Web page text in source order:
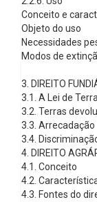
Conceito e
Objeto do uso
Necessidades
Modos de
3. DIREITO
3.1. A Lei de
3.2. Terras
3.3.
3.4.
4. DIREITO
4.1. Conceito
4.2.
4.3. Fontes do